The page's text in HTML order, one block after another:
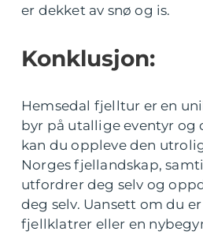
er dekket av snø og is.
Konklusjon:
Hemsedal fjelltur er en
byr på utallige eventyr og
kan du oppleve den
Norges fjellandskap,
utfordrer deg selv og
deg selv. Uansett om du
fjellklatrer eller en